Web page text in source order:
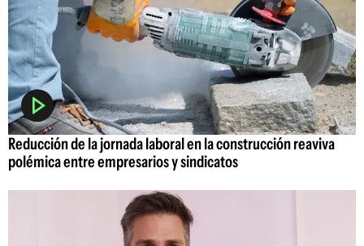
Reducción de la jornada laboral en la construcción reaviva
polémica entre empresarios y sindicatos